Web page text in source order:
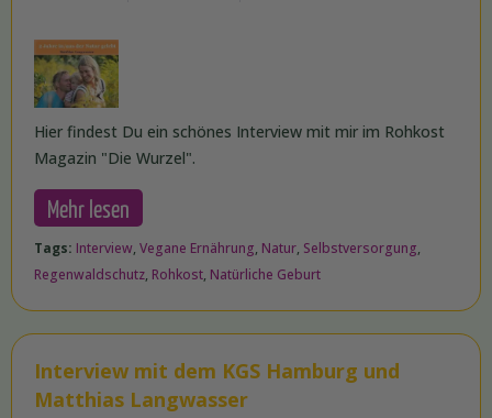
Hier findest Du ein schönes Interview mit mir im Rohkost
Magazin "Die Wurzel".
Mehr lesen
Tags: Interview, Vegane Ernährung, Natur, Selbstversorgung,
Regenwaldschutz, Rohkost, Natürliche Geburt
Interview mit dem KGS Hamburg und
Matthias Langwasser